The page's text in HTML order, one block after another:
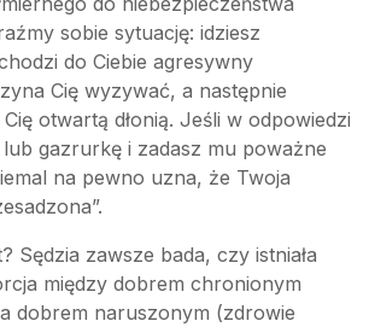
sobie sytuację: idziesz
do Ciebie agresywny
Cię wyzywać, a następnie
otwartą dłonią. Jeśli w odpowiedzi
gazrurkę i zadasz mu poważne
na pewno uzna, że Twoja
Sędzia zawsze bada, czy istniała
między dobrem chronionym
dobrem naruszonym (zdrowie